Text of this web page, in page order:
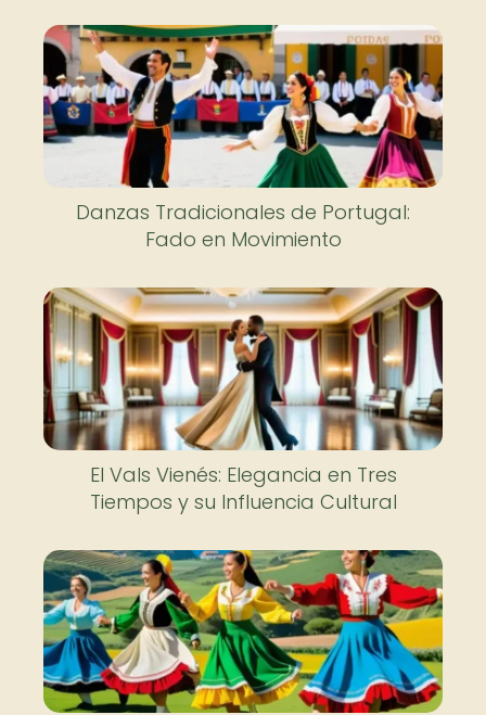
Danzas Tradicionales de Portugal:
Fado en Movimiento
El Vals Vienés: Elegancia en Tres
Tiempos y su Influencia Cultural